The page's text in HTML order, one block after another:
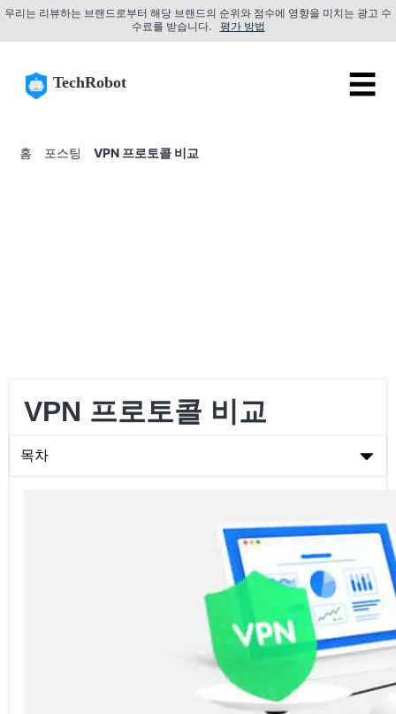
우리는 리뷰하는 브랜드로부터 해당 브랜드의 순위와 점수에 영향을 미치는 광고 수
수료를 받습니다.
평가 방법
TechRobot ☰
홈 포스팅 VPN 프로토콜 비교
VPN 프로토콜 비교
목차